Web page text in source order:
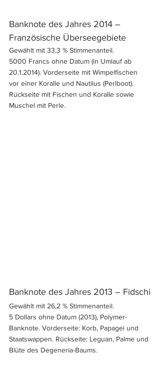
Banknote des Jahres 2014 –
Französische Überseegebiete
Gewählt mit 33,3 % Stimmenanteil.
5000 Francs ohne Datum (in Umlauf ab
20.1.2014). Vorderseite mit Wimpelfischen
vor einer Koralle und Nautilus (Perlboot).
Rückseite mit Fischen und Koralle sowie
Muschel mit Perle.
Banknote des Jahres 2013 – Fidschi
Gewählt mit 26,2 % Stimmenanteil.
5 Dollars ohne Datum (2013), Polymer-
Banknote. Vorderseite: Korb, Papagei und
Staatswappen. Rückseite: Leguan, Palme und
Blüte des Degeneria-Baums.